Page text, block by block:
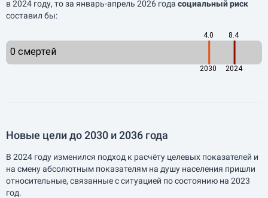
в 2024 году, то за январь-апрель 2026 года социальный риск
составил бы:
Новые цели до 2030 и 2036 года
В 2024 году изменился подход к расчёту целевых показателей и
на смену абсолютным показателям на душу населения пришли
относительные, связанные с ситуацией по состоянию на 2023
год.